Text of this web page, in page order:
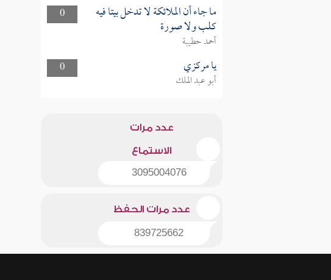
0
ما جاء أن الملائكة لا تدخل بيتا فيه
كلب ولا صورة
أحمد حطيبة
0
يا مركزي
أبو عبد الملك
عدد مرات
الاستماع
3095004076
عدد مرات الحفظ
839725662